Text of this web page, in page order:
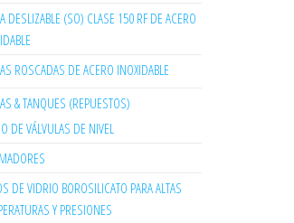
DESLIZABLE (SO) CLASE 150 RF DE ACERO
ROSCADAS DE ACERO INOXIDABLE
& TANQUES (REPUESTOS)
DE VÁLVULAS DE NIVEL
DE VIDRIO BOROSILICATO PARA ALTAS
Y PRESIONES